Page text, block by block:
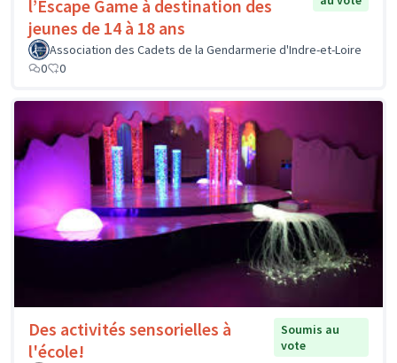
l’Escape Game à destination des
jeunes de 14 à 18 ans
Association des Cadets de la Gendarmerie d'Indre-et-Loire
0
0
Des activités sensorielles à
l'école!
Soumis au
vote